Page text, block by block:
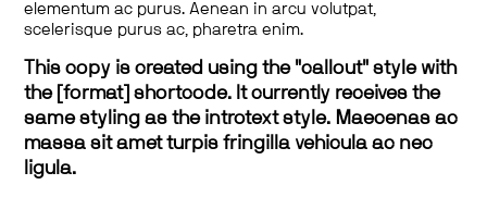
elementum ac purus. Aenean in arcu volutpat,
scelerisque purus ac, pharetra enim.
This copy is created using the "callout" style with
the [format] shortcode. It currently receives the
same styling as the introtext style. Maecenas ac
massa sit amet turpis fringilla vehicula ac nec
ligula.